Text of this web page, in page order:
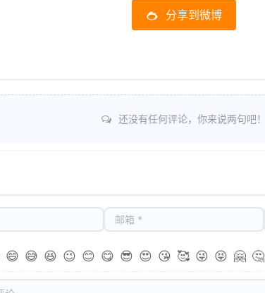
分享到微博
还没有任何评论，你来说两句吧！
😄 😅 😆 😉 😊 😋 😎 😍 😘 🥰 😜 😝 🤗 🤔